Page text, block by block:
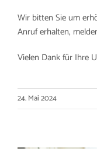
Wir bitten Sie um
Anruf erhalten,
Vielen Dank für Ihre
24. Mai 2024